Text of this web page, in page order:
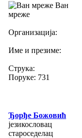
Ван
мреже
Организација:
Име и презиме:
Струка:
Поруке: 731
Ђорђе Божовић
језикословац
староседелац